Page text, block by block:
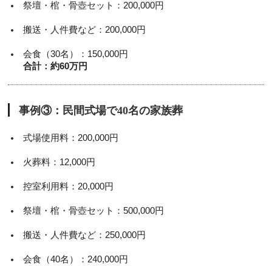
祭壇・棺・骨壺セット：200,000円
搬送・人件費など：200,000円
会食（30名）：150,000円
合計：約60万円
事例③：民間式場で40名の家族葬
式場使用料：200,000円
火葬料：12,000円
控室利用料：20,000円
祭壇・棺・骨壺セット：500,000円
搬送・人件費など：250,000円
会食（40名）：240,000円